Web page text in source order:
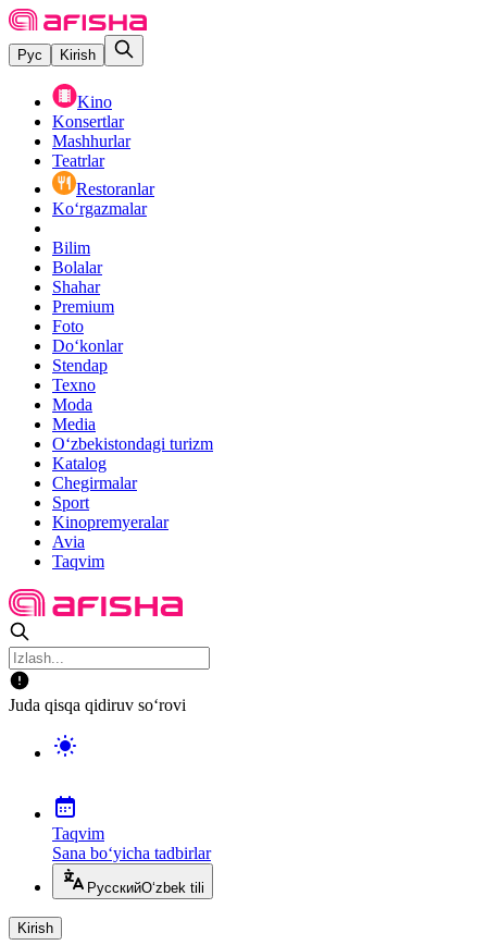
Рус Kirish
Kino
Konsertlar
Mashhurlar
Teatrlar
Restoranlar
Ko‘rgazmalar
Bilim
Bolalar
Shahar
Premium
Foto
Do‘konlar
Stendap
Texno
Moda
Media
O‘zbekistondagi turizm
Katalog
Chegirmalar
Sport
Kinopremyeralar
Avia
Taqvim
Juda qisqa qidiruv so‘rovi
Taqvim
Sana bo‘yicha tadbirlar
РусскийO‘zbek tili
Kirish